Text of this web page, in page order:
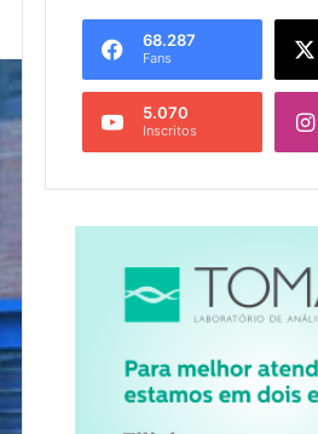
68.287
Fans
5.070
Inscritos